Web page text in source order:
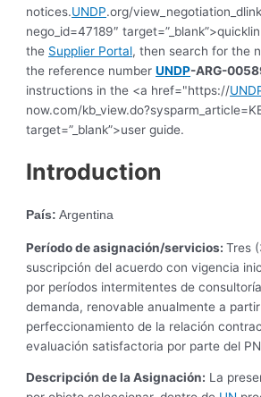
notices.UNDP.org/
nego_id=47189″
the Supplier Portal, then search for the
the reference numberUNDP-ARG-
instructions in the <a href="https://
now.com/
target=”_blank”>user guide.
Introduction
País: Argentina
Período de asignación/servicios:Tres
suscripción del acuerdo con vigencia
por períodos intermitentes de
demanda, renovable anualmente a
perfeccionamiento de la relación
evaluación satisfactoria por parte del
Descripción de la Asignación: La